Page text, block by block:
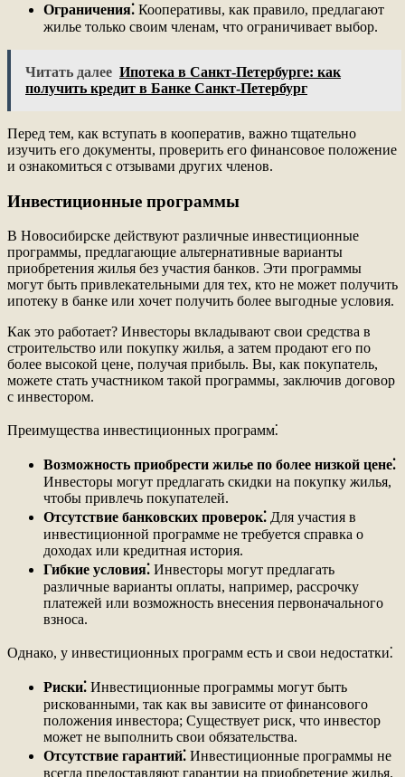
Ограничения⁚ Кооперативы, как правило, предлагают
жилье только своим членам, что ограничивает выбор.
Читать далее Ипотека в Санкт-Петербурге: как
получить кредит в Банке Санкт-Петербург
Перед тем, как вступать в кооператив, важно тщательно
изучить его документы, проверить его финансовое положение
и ознакомиться с отзывами других членов.
Инвестиционные программы
В Новосибирске действуют различные инвестиционные
программы, предлагающие альтернативные варианты
приобретения жилья без участия банков. Эти программы
могут быть привлекательными для тех, кто не может получить
ипотеку в банке или хочет получить более выгодные условия.
Как это работает? Инвесторы вкладывают свои средства в
строительство или покупку жилья, а затем продают его по
более высокой цене, получая прибыль. Вы, как покупатель,
можете стать участником такой программы, заключив договор
с инвестором.
Преимущества инвестиционных программ⁚
Возможность приобрести жилье по более низкой цене⁚
Инвесторы могут предлагать скидки на покупку жилья,
чтобы привлечь покупателей.
Отсутствие банковских проверок⁚ Для участия в
инвестиционной программе не требуется справка о
доходах или кредитная история.
Гибкие условия⁚ Инвесторы могут предлагать
различные варианты оплаты, например, рассрочку
платежей или возможность внесения первоначального
взноса.
Однако, у инвестиционных программ есть и свои недостатки⁚
Риски⁚ Инвестиционные программы могут быть
рискованными, так как вы зависите от финансового
положения инвестора; Существует риск, что инвестор
может не выполнить свои обязательства.
Отсутствие гарантий⁚ Инвестиционные программы не
всегда предоставляют гарантии на приобретение жилья.